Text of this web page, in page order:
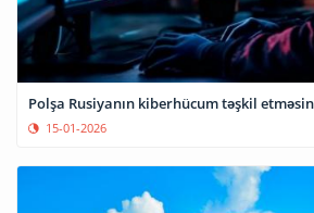
Polşa Rusiyanın kiberhücum təşkil
15-01-2026